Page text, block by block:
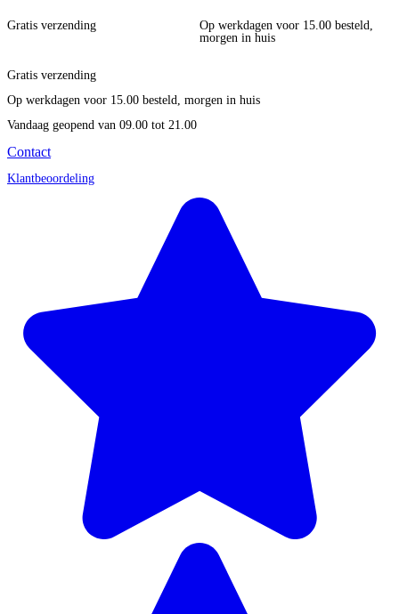
Gratis verzending
Op werkdagen voor 15.00 besteld,
morgen in huis
Gratis verzending
Op werkdagen voor 15.00 besteld, morgen in huis
Vandaag geopend van 09.00 tot 21.00
Contact
Klantbeoordeling